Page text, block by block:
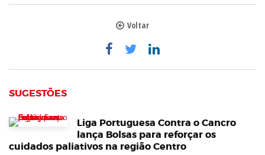
Voltar
SUGESTÕES
Liga Portuguesa Contra o Cancro
lança Bolsas para reforçar os
cuidados paliativos na região Centro